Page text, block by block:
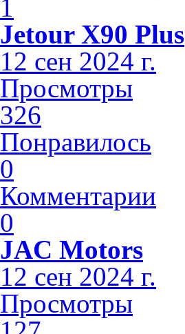
1
Jetour X90 Plus
12 сен 2024 г.
Просмотры
326
Понравилось
0
Комментарии
0
JAC Motors
12 сен 2024 г.
Просмотры